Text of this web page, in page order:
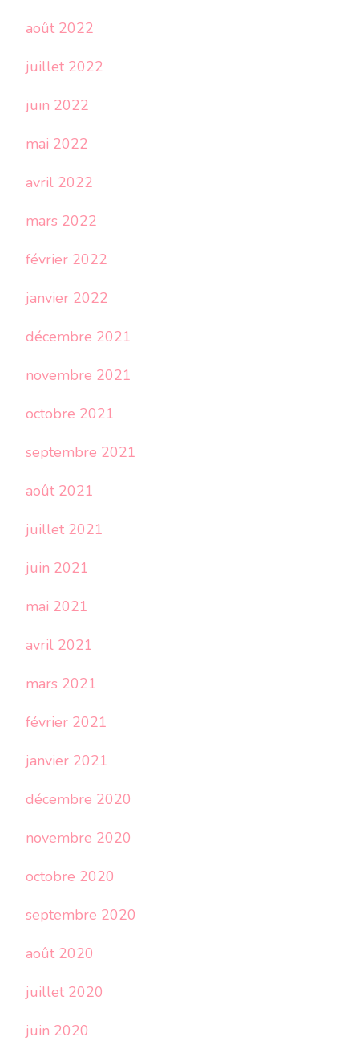
août 2022
juillet 2022
juin 2022
mai 2022
avril 2022
mars 2022
février 2022
janvier 2022
décembre 2021
novembre 2021
octobre 2021
septembre 2021
août 2021
juillet 2021
juin 2021
mai 2021
avril 2021
mars 2021
février 2021
janvier 2021
décembre 2020
novembre 2020
octobre 2020
septembre 2020
août 2020
juillet 2020
juin 2020